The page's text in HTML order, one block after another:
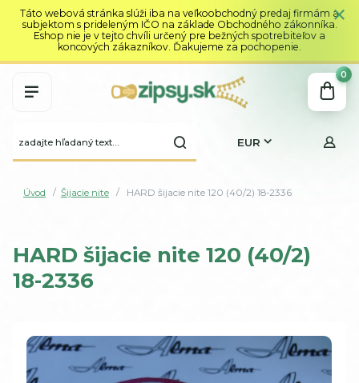
Táto webová stránka slúži iba na veľkoobchodný predaj firmám a
subjektom s prideleným IČO na základe Obchodného zákonníka.
Eshop nie je v tejto chvíli určený pre bežných spotrebiteľov a
koncových zákazníkov. Ďakujeme za pochopenie.
EUR
0
Úvod Šijacie nite HARD šijacie nite 120 (40/2) 18-2336
HARD šijacie nite 120 (40/2)
18-2336